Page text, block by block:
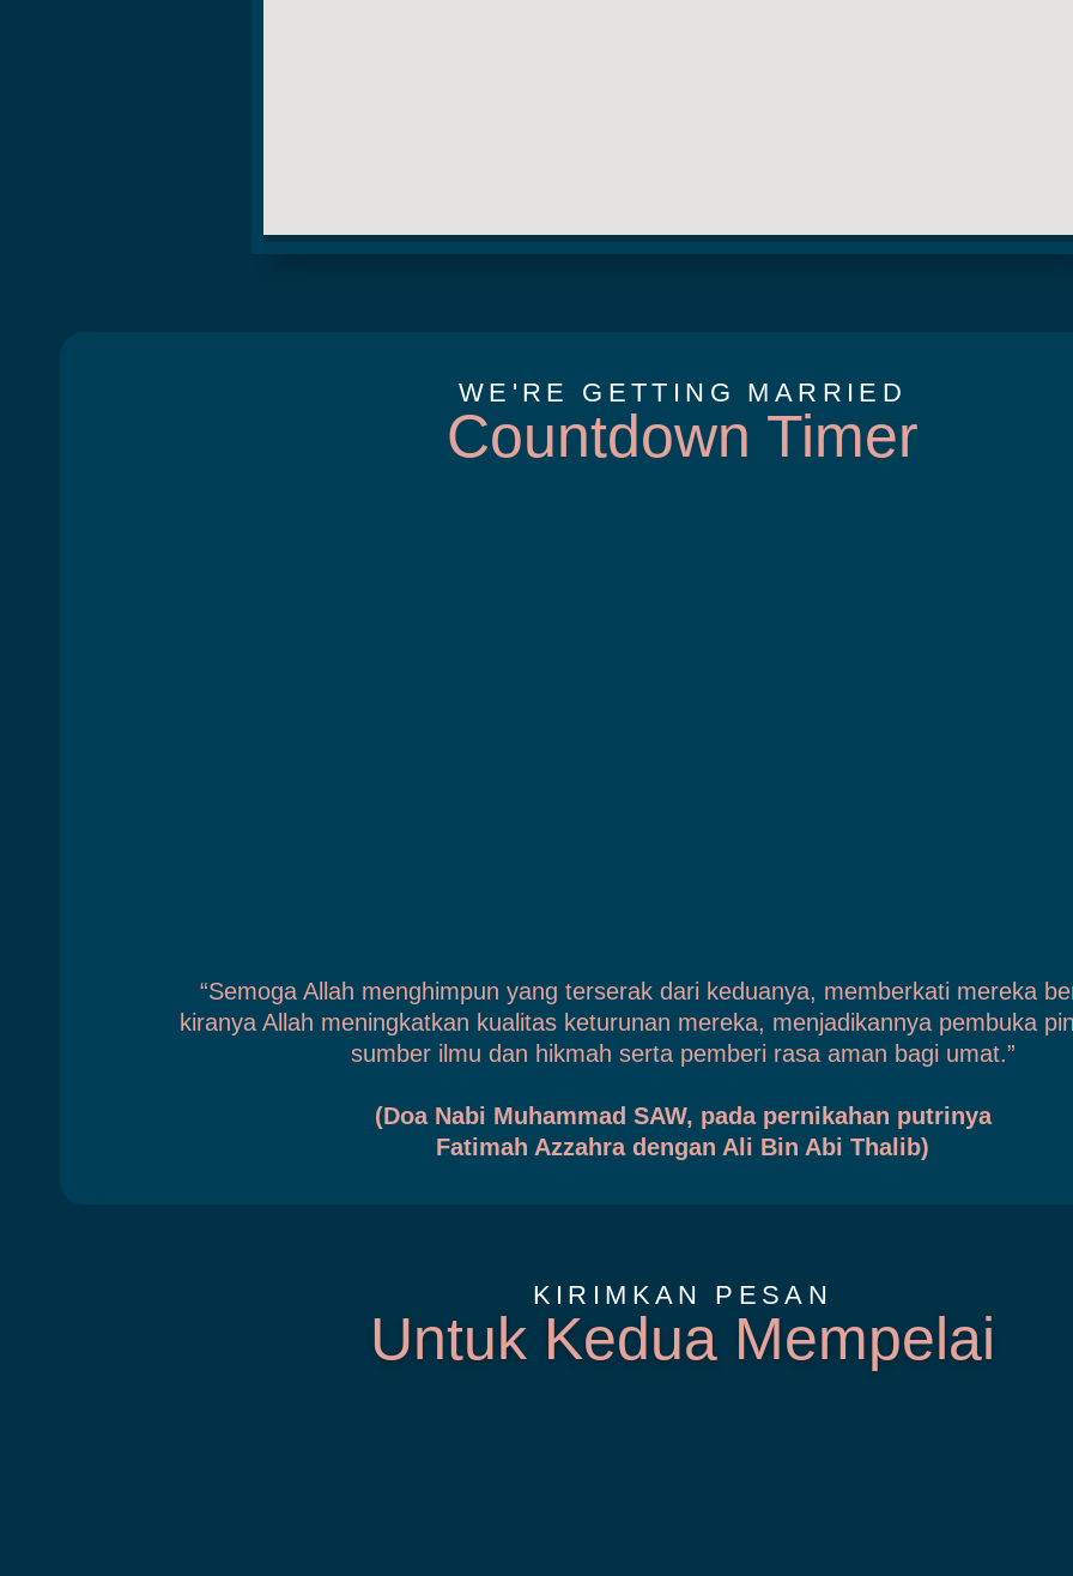
WE'RE GETTING MARRIED
Countdown Timer
“Semoga Allah menghimpun yang terserak dari keduanya, memberkati mereka
kiranya Allah meningkatkan kualitas keturunan mereka, menjadikannya pembuka
sumber ilmu dan hikmah serta pemberi rasa aman bagi umat.”
(Doa Nabi Muhammad SAW, pada pernikahan putrinya
Fatimah Azzahra dengan Ali Bin Abi Thalib)
KIRIMKAN PESAN
Untuk Kedua Mempelai